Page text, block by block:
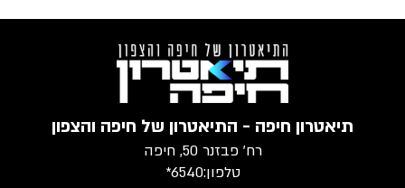
תיאטרון חיפה - התיאטרון של חיפה והצפון
רח׳ פבזנר 50, חיפה
טלפון:6540*